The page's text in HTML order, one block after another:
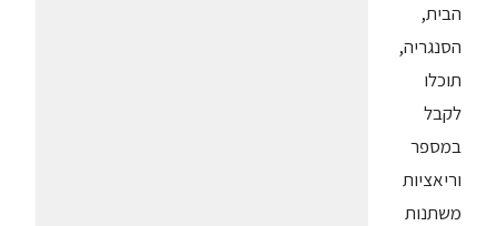
הבית,
הסנגריה,
תוכלו
לקבל
במספר
וריאציות
משתנות